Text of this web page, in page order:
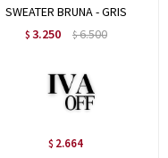
SWEATER BRUNA - GRIS
$ 3.250 $6.500
$ 2.664